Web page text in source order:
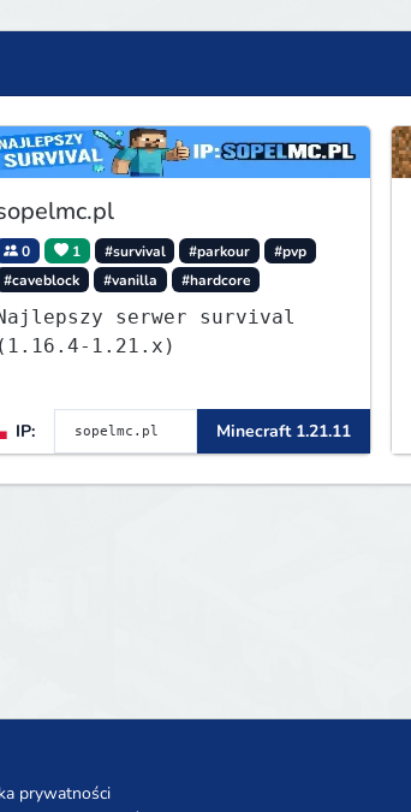
0 1 #survival #parkour
#pvp
#caveblock
#vanilla #hardcore
serwer survival
(1.16.4-1.21.x)
IP: Minecraft 1.21.11
prywatności